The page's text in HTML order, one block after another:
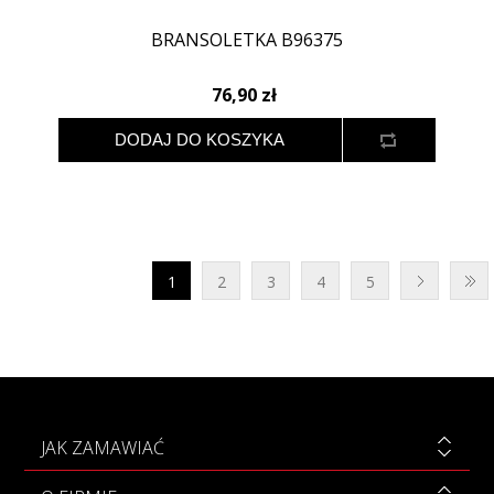
BRANSOLETKA B96375
76,90 zł
1 2 3 4 5
JAK ZAMAWIAĆ